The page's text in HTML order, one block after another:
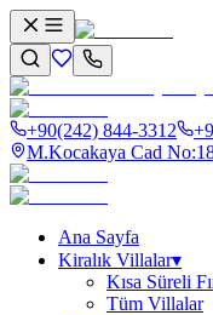
+90(242) 844-3312
M.Kocakaya Cad
Ana Sayfa
Kiralık Villalar▾
Kısa Süreli
Tüm Villalar